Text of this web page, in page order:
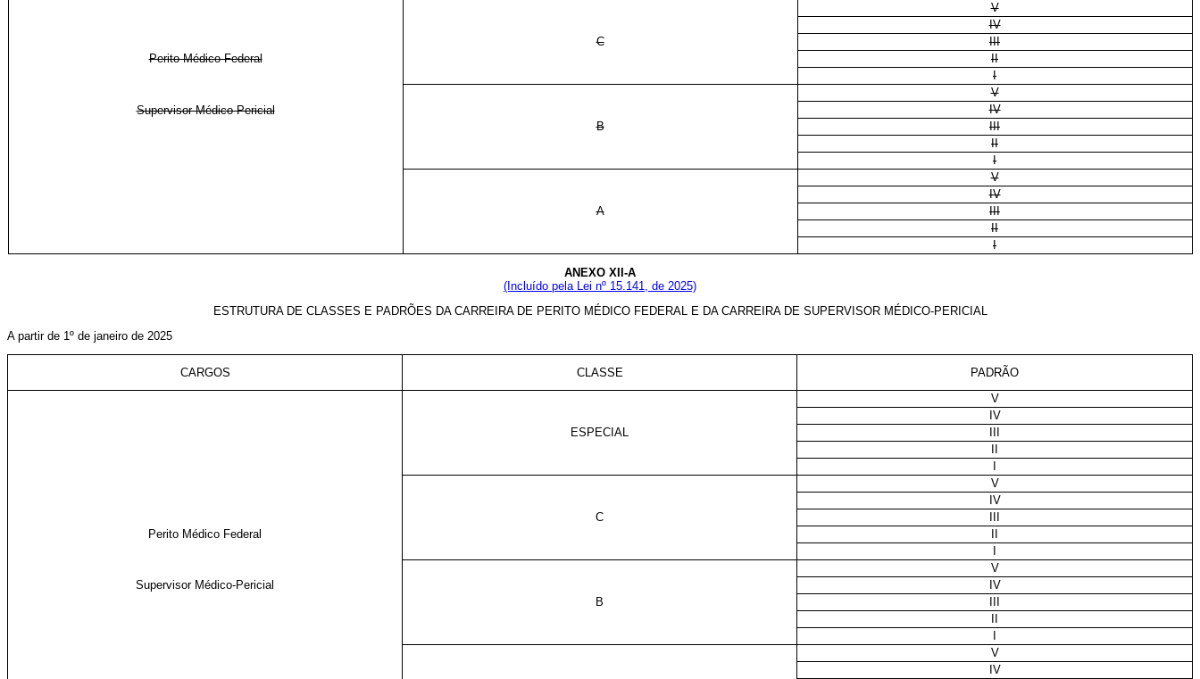
Perito Médico Federal
Supervisor Médico-Pericial
C
V
IV
III
II
I
B
V
IV
III
II
I
A
V
IV
III
II
I
ANEXO XII-A
(Incluído pela Lei nº 15.141, de 2025)
ESTRUTURA DE CLASSES E PADRÕES DA CARREIRA DE PERITO MÉDICO FEDERAL E DA CARREIRA DE SUPERVISOR MÉDICO-PERICIAL
A partir de 1º de janeiro de 2025
CARGOS CLASSE PADRÃO
Perito Médico Federal
Supervisor Médico-Pericial
ESPECIAL
V
IV
C
V
IV
B
V
IV
V
IV